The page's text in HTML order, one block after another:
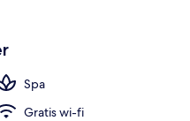
Spa
Gratis wi-fi